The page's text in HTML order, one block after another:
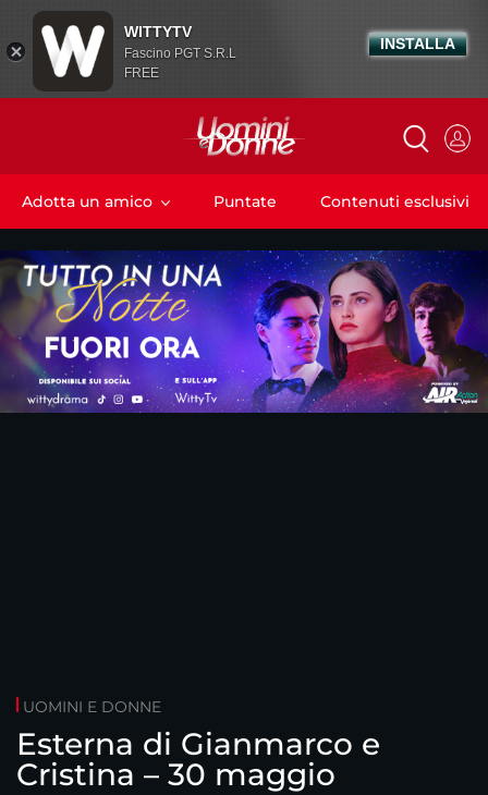
Adotta un amico Puntate Contenuti esclusivi
UOMINI E DONNE
Esterna di Gianmarco e
Cristina – 30 maggio
WITTYTV
Fascino PGT S.R.L
FREE
INSTALLA